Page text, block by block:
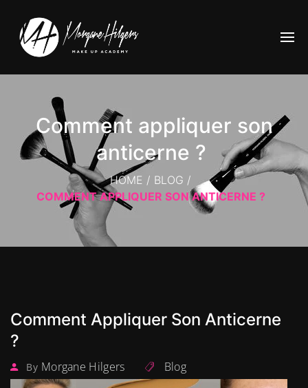
Comment appliquer son
anticerne ?
HOME / BLOG /
COMMENT APPLIQUER SON ANTICERNE ?
Comment Appliquer Son Anticerne
?
By Morgane Hilgers Blog